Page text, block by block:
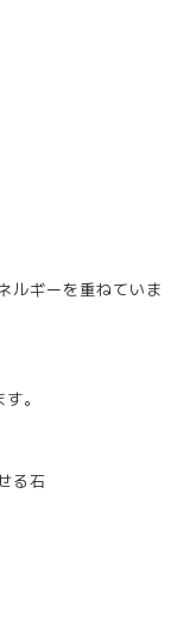
ルギーを重ねていま
。
る石